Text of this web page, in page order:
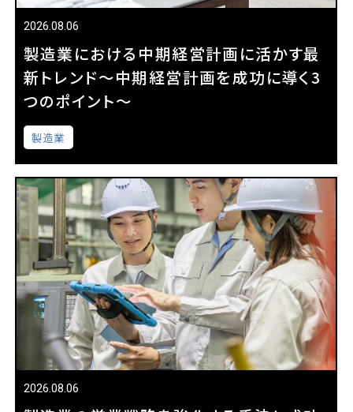
2026.08.06
製造業における中期経営計画に活かす最
新トレンド～中期経営計画を成功に導く3
つのポイント～
製造業
2026.08.06